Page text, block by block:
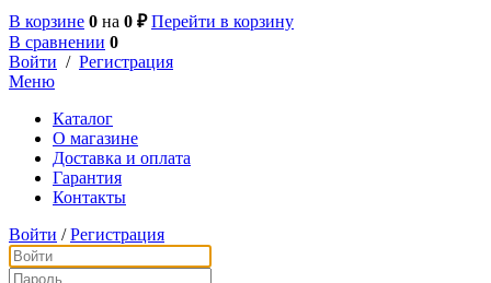
В корзине 0 на 0 ₽ Перейти в корзину
В сравнении 0
Войти / Регистрация
Меню
Каталог
О магазине
Доставка и оплата
Гарантия
Контакты
Войти / Регистрация